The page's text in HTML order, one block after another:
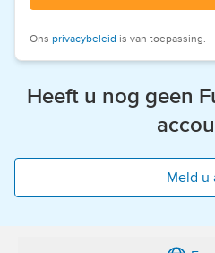
Ons privacybeleid is van toepassing.
Heeft u nog geen
Meld u